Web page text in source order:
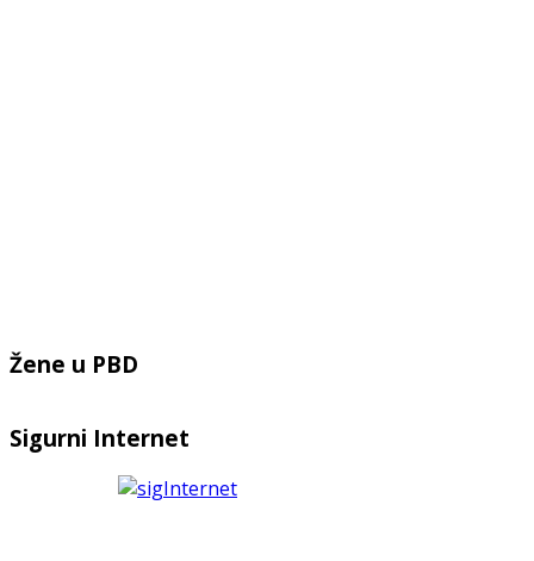
Žene u PBD
Sigurni Internet